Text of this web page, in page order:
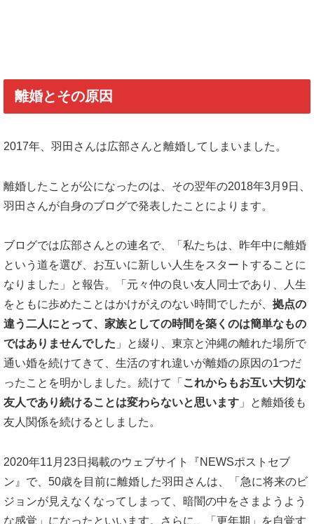
離婚とその原因
2017年、羽田さんは広部さんと離婚してしまいました。
離婚したことが公になったのは、その翌年の2018年3月9日、
羽田さんが自身のブログで発表したことによります。
ブログでは広部さんとの連名で、「私たちは、昨年中に離婚
という道を選び、お互いに新しい人生をスタートすることに
なりました」と報告。「元々仲の良い友人同士であり、人生
をともに歩めたことはかけがえのない時間でしたが、 拠点の
違う二人にとって、家族としての時間を築くのは簡単なもの
ではありませんでした 」と綴り、東京と沖縄の離れた場所で
通い婚を続けてきて、生活のすれ違いが離婚の原因の1つだ
ったことを明かしました。続けて「 これからもお互い大切な
友人であり続けることは変わらないと思います 」と離婚後も
友人関係を続けるとしました。
2020年11月23日掲載のウェブサイト『NEWSポストセブ
ン』で、50歳を目前に離婚した羽田さんは、「急に将来のビ
ジョンが見えなくなってしまって、暗闇の中をさまようよう
な感覚」になったといいます。さらに、「更年期」を自覚す